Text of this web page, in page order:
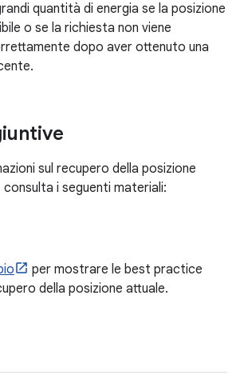
quantità di energia se la posizione
o se la richiesta non viene
dopo aver ottenuto una
sul recupero della posizione
consulta i seguenti materiali:
per mostrare le best practice
della posizione attuale.